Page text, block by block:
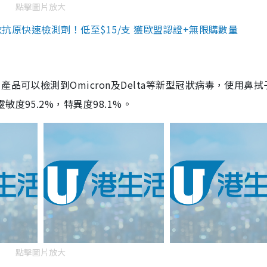
點擊圖片放大
原快速檢測劑！低至$15/支 獲歐盟認證+無限購數量
品可以檢測到Omicron及Delta等新型冠狀病毒，使用鼻拭
度95.2%，特異度98.1%。
點擊圖片放大